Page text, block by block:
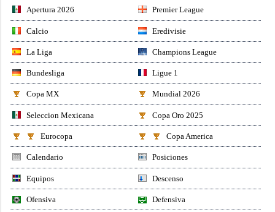
Apertura 2026 Premier League
Calcio Eredivisie
La Liga Champions League
Bundesliga Ligue 1
Copa MX Mundial 2026
Seleccion Mexicana Copa Oro 2025
Eurocopa Copa America
Calendario Posiciones
Equipos Descenso
Ofensiva Defensiva